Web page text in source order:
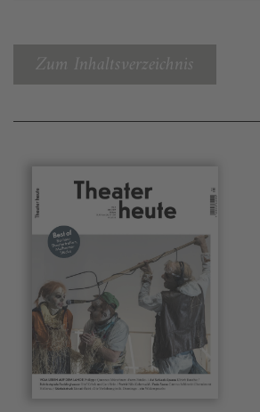
Zum Inhaltsverzeichnis